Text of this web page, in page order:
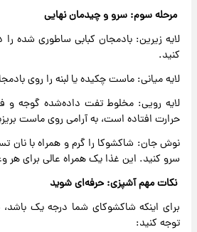
مرحله سوم: سرو و چیدمان نهایی
لایه زیرین: بادمجان کبابی ساطوری شده
کنید.
لایه میانی: ماست چکیده یا لبنه را روی
لایه رویی: مخلوط تفت داده‌شده گوجه و
حرارت افتاده است، به آرامی روی ماست
نوش جان: شاکشوکا را گرم و همراه با نان
سرو کنید. این غذا یک همراه عالی برای هر
نکات مهم آشپزی: حرفه‌ای شوید
برای اینکه شاکشوکای شما درجه یک
توجه کنید: